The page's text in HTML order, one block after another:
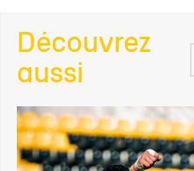
Découvrez
aussi